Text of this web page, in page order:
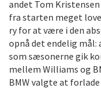
andet Tom
fra starten meget
ry for at være i den
opnå det endelig mål:
som sæsonerne gik
mellem Williams og
BMW valgte at